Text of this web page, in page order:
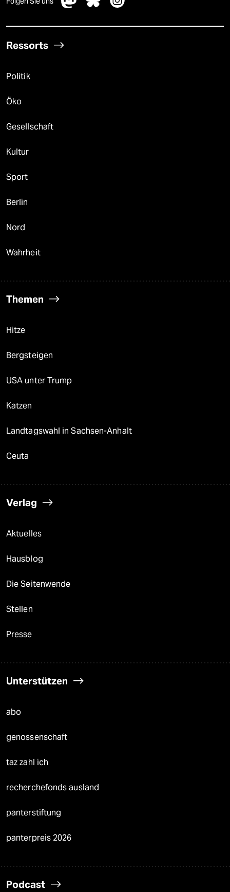
Ressorts
Politik
Öko
Gesellschaft
Kultur
Sport
Berlin
Nord
Wahrheit
Themen
Hitze
Bergsteigen
USA unter Trump
Katzen
Landtagswahl in Sachsen-Anhalt
Ceuta
Verlag
Aktuelles
Hausblog
Die Seitenwende
Stellen
Presse
Unterstützen
abo
genossenschaft
taz zahl ich
recherchefonds ausland
panterstiftung
panterpreis 2026
Podcast